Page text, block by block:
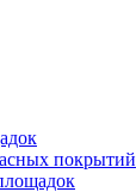
покрытий